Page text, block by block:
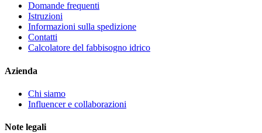
Domande frequenti
Istruzioni
Informazioni sulla spedizione
Contatti
Calcolatore del fabbisogno idrico
Azienda
Chi siamo
Influencer e collaborazioni
Note legali